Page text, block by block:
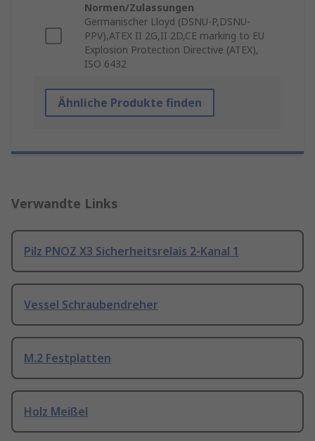
Normen/Zulassungen
Germanischer Lloyd (DSNU-P,DSNU-
PPV),ATEX II 2G,II 2D,CE marking to EU
Explosion Protection Directive (ATEX),
ISO 6432
Ähnliche Produkte finden
Verwandte Links
Pilz PNOZ X3 Sicherheitsrelais 2-Kanal 1
Vessel Schraubendreher
M.2 Festplatten
Holz Meißel